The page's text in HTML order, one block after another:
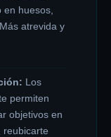
huesos,
atrevida y
Los
permiten
objetivos en
reubicarte